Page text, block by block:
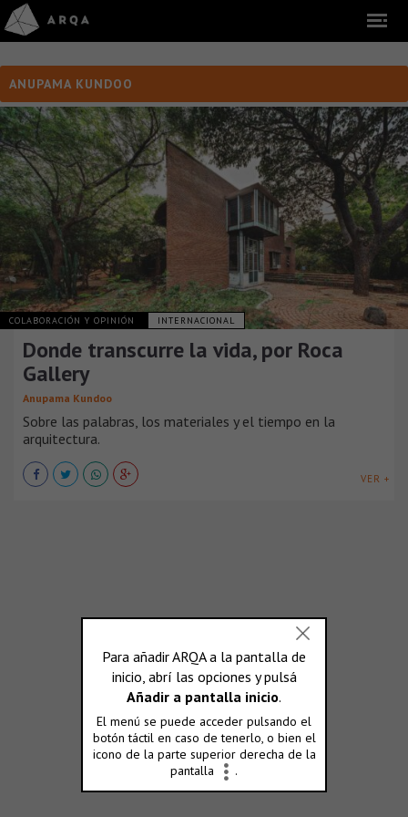
ANUPAMA KUNDOO
COLABORACIÓN Y OPINIÓN INTERNACIONAL
Donde transcurre la vida, por Roca
Gallery
Anupama Kundoo
Sobre las palabras, los materiales y el tiempo en la
arquitectura.
VER +